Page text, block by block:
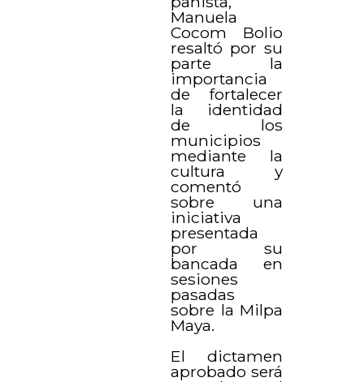
Manuela
Cocom Bolio
resaltó por su
parte la
importancia
de fortalecer
la identidad
de los
municipios
mediante la
cultura y
comentó
sobre una
iniciativa
presentada
por su
bancada en
sesiones
pasadas
sobre la Milpa
Maya.
El dictamen
aprobado será